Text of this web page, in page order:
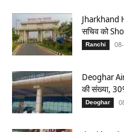
Jharkhand
सचिव को
Ranchi
Deoghar
की संख्या,
Deoghar